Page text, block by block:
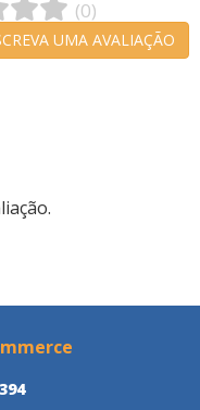
(0)
UMA AVALIAÇÃO